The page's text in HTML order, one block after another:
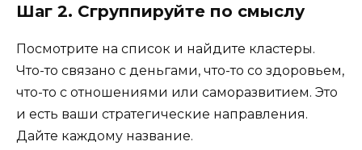
Шаг 2. Сгруппируйте по смыслу
Посмотрите на список и найдите кластеры.
Что-то связано с деньгами, что-то со здоровьем,
что-то с отношениями или саморазвитием. Это
и есть ваши стратегические направления.
Дайте каждому название.